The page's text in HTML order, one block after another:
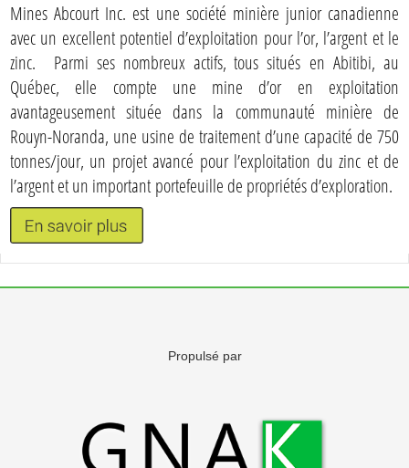
Mines Abcourt Inc. est une société minière junior canadienne
avec un excellent potentiel d’exploitation pour l’or, l’argent et le
zinc. Parmi ses nombreux actifs, tous situés en Abitibi, au
Québec, elle compte une mine d’or en exploitation
avantageusement située dans la communauté minière de
Rouyn-Noranda, une usine de traitement d’une capacité de 750
tonnes/jour, un projet avancé pour l’exploitation du zinc et de
l’argent et un important portefeuille de propriétés d’exploration.
Propulsé par